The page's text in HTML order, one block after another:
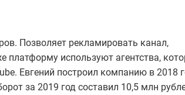
Позволяет рекламировать канал,
используют агентства,
Евгений построил компанию в 2018
за 2019 год составил 10,5 млн